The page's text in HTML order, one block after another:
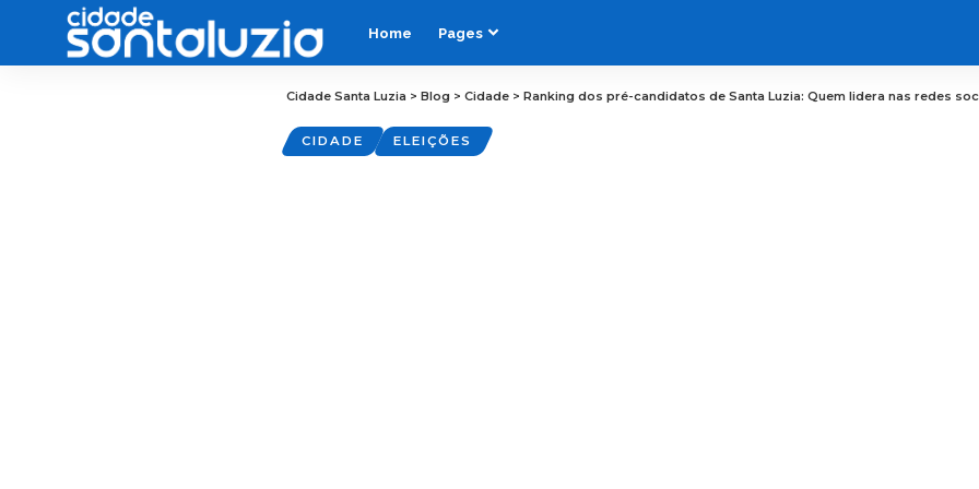
Home Pages
Cidade Santa Luzia > Blog > Cidade > Ranking dos pré-candidatos de Santa Luzia: Quem lidera nas redes
CIDADE ELEIÇÕES